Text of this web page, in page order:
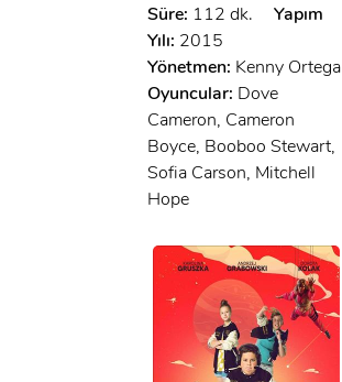
Süre: 112 dk.
Yapım
Yılı: 2015
Yönetmen: Kenny Ortega
Oyuncular: Dove
Cameron, Cameron
Boyce, Booboo Stewart,
Sofia Carson, Mitchell
Hope